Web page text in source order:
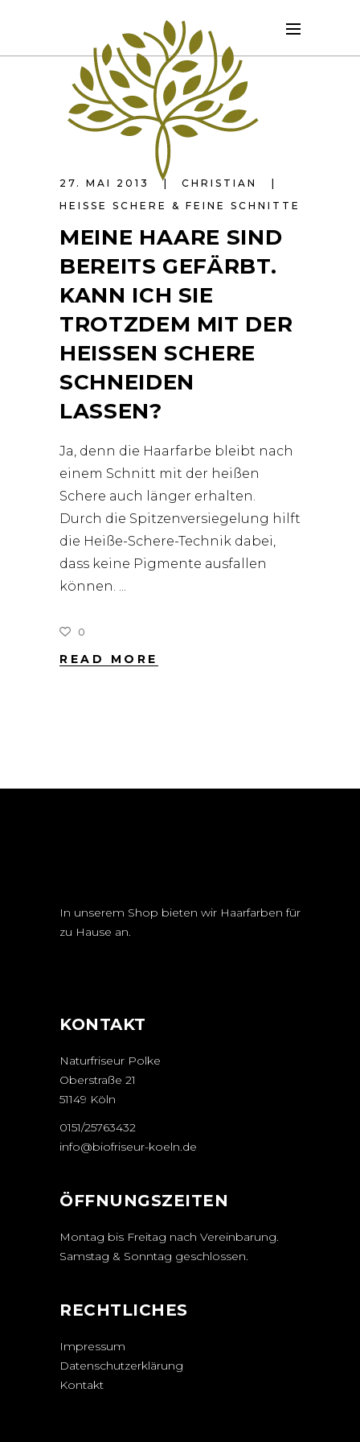
27. MAI 2013
CHRISTIAN
HEISSE SCHERE & FEINE SCHNITTE
MEINE HAARE SIND
BEREITS GEFÄRBT.
KANN ICH SIE
TROTZDEM MIT DER
HEISSEN SCHERE S
CHNEIDEN L
ASSEN?
Ja, denn die Haarfarbe bleibt nach
einem Schnitt mit der heißen
Schere auch länger erhalten.
Durch die Spitzenversiegelung hilft
die Heiße-Schere-Technik dabei,
dass keine Pigmente ausfallen
können.
0
READ MORE
In unserem Shop bieten wir Haarfarben für
zu Hause an.
KONTAKT
Naturfriseur Polke
Oberstraße 21
51149 Köln
0151/25763432
info@biofriseur-koeln.de
ÖFFNUNGSZEITEN
Montag bis Freitag nach Vereinbarung.
Samstag & Sonntag geschlossen.
RECHTLICHES
Impressum
Datenschutzerklärung
Kontakt